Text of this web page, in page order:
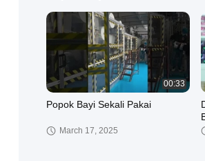
00:33
Popok Bayi Sekali Pakai
March 17, 2025